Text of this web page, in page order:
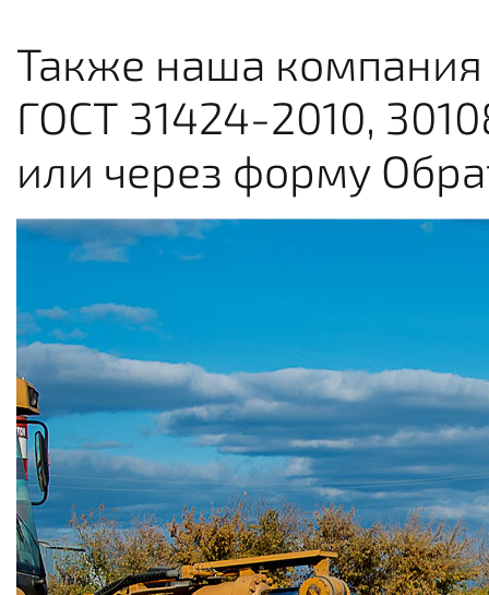
Также наша компания
ГОСТ 31424-2010,
или через форму